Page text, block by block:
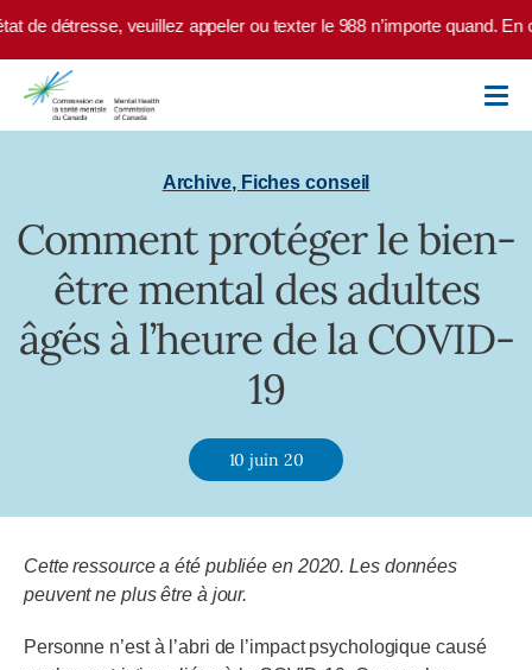
Skip to main content
détresse, veuillez appeler ou texter le 988 n’importe quand. En
Archive, Fiches conseil
Comment protéger le bien-
être mental des adultes
âgés à l’heure de la COVID-
19
10 juin 20
Cetteressourcea été publiée en 2020. Les données
peuvent ne plus être à jour.
Personne n’est à l’abri de l’impact psychologique causé